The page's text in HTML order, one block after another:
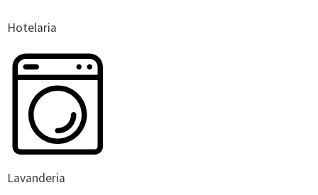
Hotelaria
Lavanderia